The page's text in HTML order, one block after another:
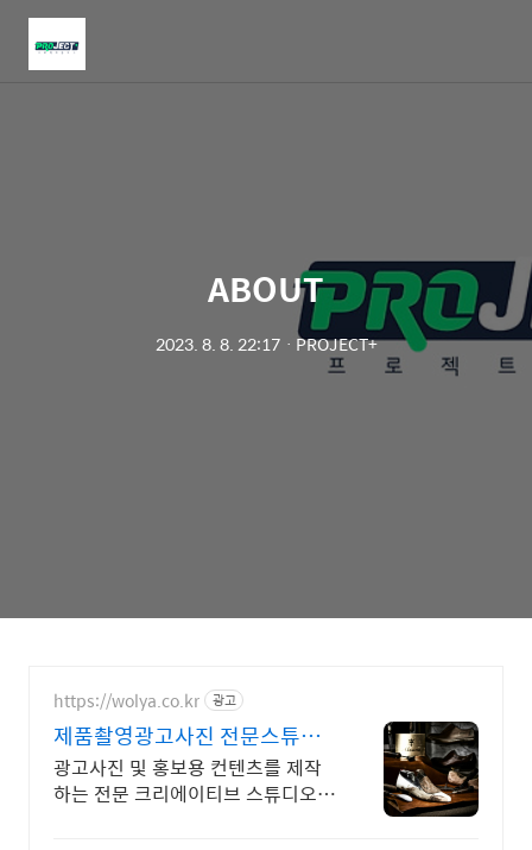
ABOUT
2023. 8. 8. 22:17ㆍ PROJECT+
https://wolya.co.kr 광고
제품촬영광고사진 전문스튜디
오
광고사진 및 홍보용 컨텐츠를 제작
하는 전문 크리에이티브 스튜디오-